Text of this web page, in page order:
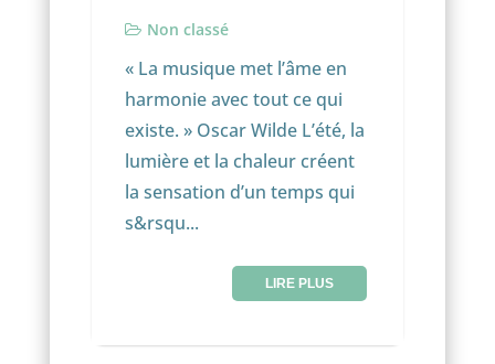
Non classé
« La musique met l’âme en
harmonie avec tout ce qui
existe. » Oscar Wilde L’été, la
lumière et la chaleur créent
la sensation d’un temps qui
s&rsqu...
LIRE PLUS